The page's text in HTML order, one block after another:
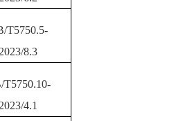
T5750.5-
2023/8.3
T5750.10-
2023/4.1